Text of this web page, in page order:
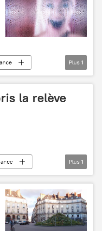
Plus 1
la relève
Plus 1